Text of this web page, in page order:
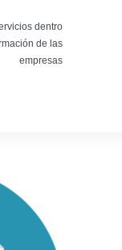
dentro
de las
empresas